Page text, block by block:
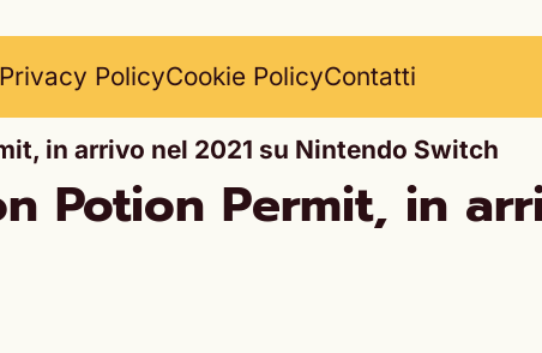
Privacy PolicyCookie PolicyContatti
in arrivo nel 2021 su Nintendo Switch
Potion Permit, in